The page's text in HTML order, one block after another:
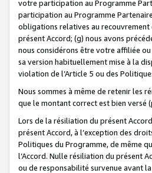
votre participation au Programme
participation au Programme
obligations relatives au recouvrement
présent Accord; (g) nous avons
nous considérons être votre affiliée
sa version habituellement mise à la
violation de l’Article 5 ou des
Nous sommes à même de retenir les
que le montant correct est bien versé
Lors de la résiliation du présent
présent Accord, à l’exception des
Politiques du Programme, de même
l’Accord. Nulle résiliation du présent
ou de responsabilité survenue avant